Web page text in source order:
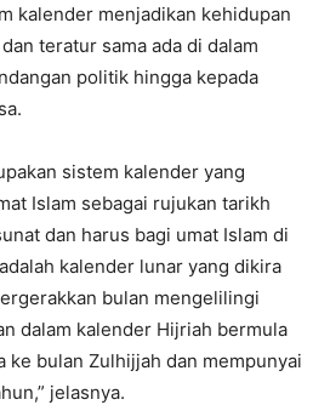
kalender menjadikan kehidupan
teratur sama ada di dalam
politik hingga kepada
sistem kalender yang
Islam sebagai rujukan tarikh
dan harus bagi umat Islam di
kalender lunar yang dikira
bulan mengelilingi
dalam kalender Hijriah bermula
ke bulan Zulhijjah dan mempunyai
jelasnya.